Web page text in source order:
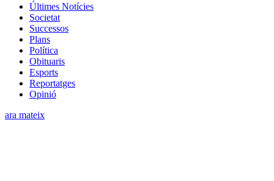
Últimes Notícies
Societat
Successos
Plans
Política
Obituaris
Esports
Reportatges
Opinió
ara mateix